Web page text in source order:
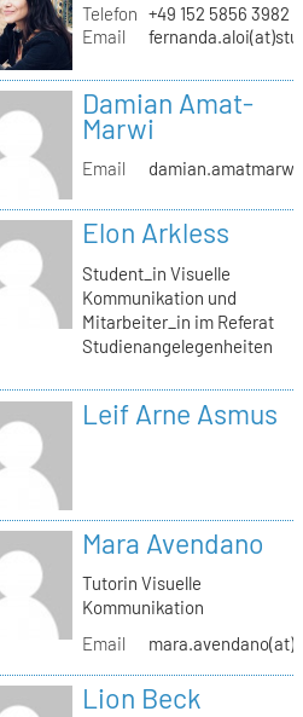
Telefon +49 152 5856 3982
Email
Damian Amat-
Marwi
Email
Elon Arkless
Student_in Visuelle
Kommunikation und
Mitarbeiter_in im Referat
Studienangelegenheiten
Leif Arne Asmus
Mara Avendano
Tutorin Visuelle
Kommunikation
Email
Lion Beck